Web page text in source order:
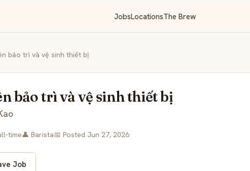
JobsLocationsThe Brew
bảo trì và vệ sinh thiết bị
bảo trì và vệ sinh thiết bị
time👤 Barista📅 Posted Jun 27, 2026
Job